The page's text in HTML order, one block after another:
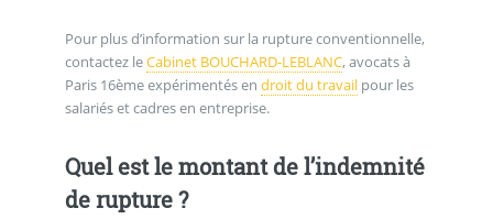
Pour plus d’information sur la rupture conventionnelle,
contactez leCabinet BOUCHARD-LEBLANC, avocats à
Paris 16ème expérimentés en droit du travailpour les
salariés et cadres en entreprise.
Quel est le montant de l’indemnité
de rupture ?